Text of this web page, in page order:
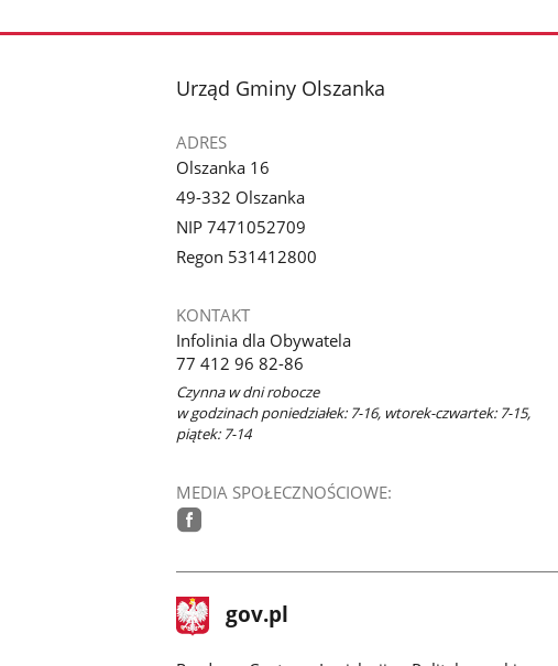
stopka
Urząd Gminy Olszanka
ADRES
Olszanka 16
49-332 Olszanka
NIP 7471052709
Regon 531412800
KONTAKT
Infolinia dla Obywatela
77 412 96 82-86
Czynna w dni robocze
w godzinach poniedziałek: 7-16, wtorek-czwartek: 7-15,
piątek: 7-14
MEDIA SPOŁECZNOŚCIOWE:
stopka
gov.pl Strona
gov.pl